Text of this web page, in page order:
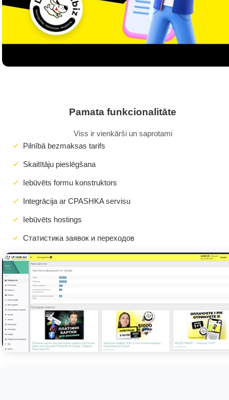
Pamata funkcionalitāte
Viss ir vienkārši un saprotami
Pilnībā bezmaksas tarifs
Skaitītāju pieslēgšana
Iebūvēts formu konstruktors
Integrācija ar CPASHKA servisu
Iebūvēts hostings
Статистика заявок и переходов